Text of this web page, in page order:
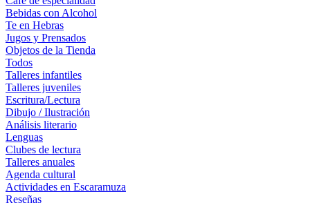
Bebidas con Alcohol
Te en Hebras
Jugos y Prensados
Objetos de la Tienda
Todos
Talleres infantiles
Talleres juveniles
Escritura/Lectura
Dibujo / Ilustración
Análisis literario
Lenguas
Clubes de lectura
Talleres anuales
Agenda cultural
Actividades en Escaramuza
Reseñas